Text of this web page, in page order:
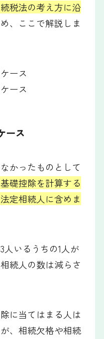
税法の考え方に沿
、ここで解説しま
ース
ース
ース
かったものとして
礎控除を計算する
定相続人に含めま
人いるうちの1人が
続人の数は減らさ
に当てはまる人は
、相続欠格や相続